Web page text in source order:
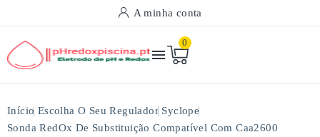
A minha conta

0
Início Escolha O Seu Regulador Syclope
Sonda RedOx De Substituição Compatível Com Caa2600